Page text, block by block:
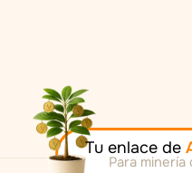
Tu enlace de
Para minería